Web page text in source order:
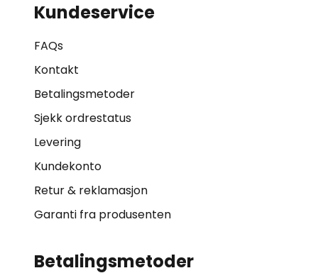
Kundeservice
FAQs
Kontakt
Betalingsmetoder
Sjekk ordrestatus
Levering
Kundekonto
Retur & reklamasjon
Garanti fra produsenten
Betalingsmetoder